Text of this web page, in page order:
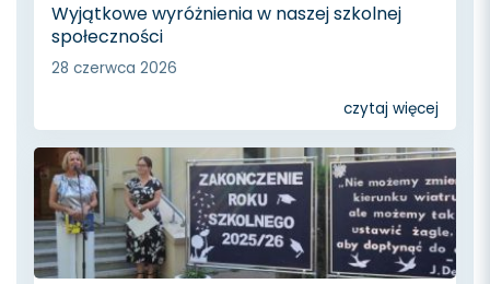
Wyjątkowe wyróżnienia w naszej szkolnej
społeczności
28 czerwca 2026
czytaj więcej